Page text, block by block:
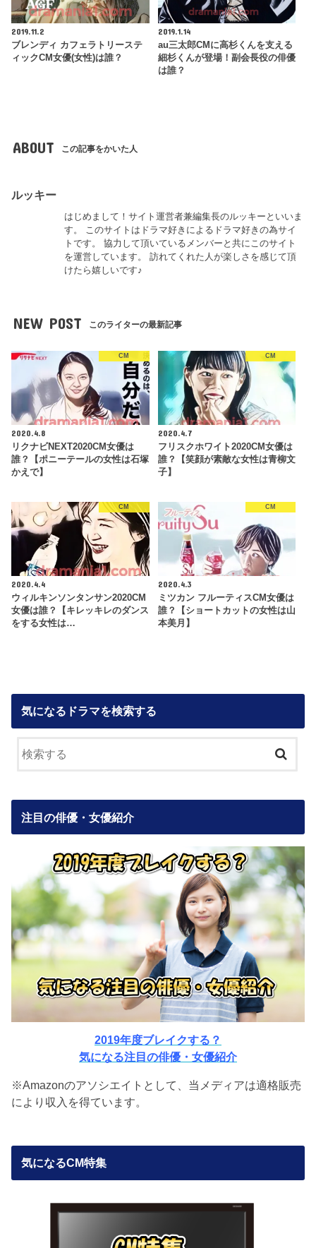
2019.11.2
ブレンディ カフェラトリーステ
ィックCM女優(女性)は誰？
2019.1.14
au三太郎CMに高杉くんを支える
細杉くんが登場！副会長役の俳優
は誰？
ABOUT この記事をかいた人
ルッキー
はじめまして！サイト運営者兼編集長のルッキーといいま
す。 このサイトはドラマ好きによるドラマ好きの為サイ
トです。 協力して頂いているメンバーと共にこのサイト
を運営しています。 訪れてくれた人が楽しさを感じて頂
けたら嬉しいです♪
NEW POST このライターの最新記事
CM
2020.4.8
リクナビNEXT2020CM女優は
誰？【ポニーテールの女性は石塚
かえで】
CM
2020.4.7
フリスクホワイト2020CM女優は
誰？【笑顔が素敵な女性は青柳文
子】
CM
2020.4.4
ウィルキンソンタンサン2020CM
女優は誰？【キレッキレのダンス
をする女性は…
CM
2020.4.3
ミツカン フルーティスCM女優は
誰？【ショートカットの女性は山
本美月】
気になるドラマを検索する
注目の俳優・女優紹介
2019年度ブレイクする？
気になる注目の俳優・女優紹介
※Amazonのアソシエイトとして、当メディアは適格販売
により収入を得ています。
気になるCM特集